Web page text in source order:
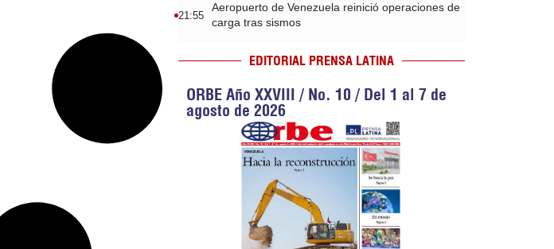
21:55
Aeropuerto de Venezuela reinició operaciones de
carga tras sismos
EDITORIAL PRENSA LATINA
ORBE Año XXVIII / No. 10 / Del 1 al 7 de
agosto de 2026